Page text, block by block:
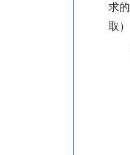
求的
取 ）